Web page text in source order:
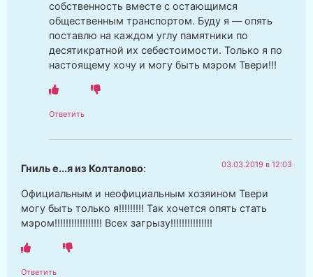
собственность вместе с остающимся
общественным транспортом. Буду я — опять
поставлю на каждом углу памятники по
десятикратной их себестоимости. Только я по
настоящему хочу и могу быть мэром Твери!!!
Ответить
Гниль е...я из Колталово: 03.03.2019 в 12:03
Официальным и неофициальным хозяином Твери
могу быть только я!!!!!!!!! Так хочется опять стать
мэром!!!!!!!!!!!!!!!!! Всех загрызу!!!!!!!!!!!!!!!
Ответить